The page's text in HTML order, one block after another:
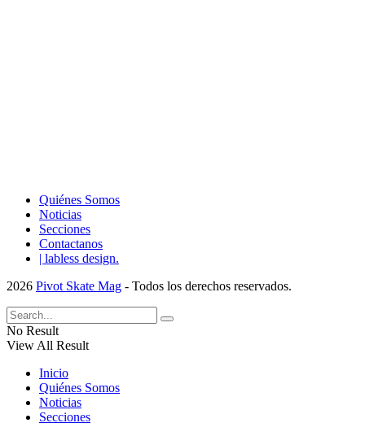
Quiénes Somos
Noticias
Secciones
Contactanos
| labless design.
2026 Pivot Skate Mag - Todos los derechos reservados.
No Result
View All Result
Inicio
Quiénes Somos
Noticias
Secciones